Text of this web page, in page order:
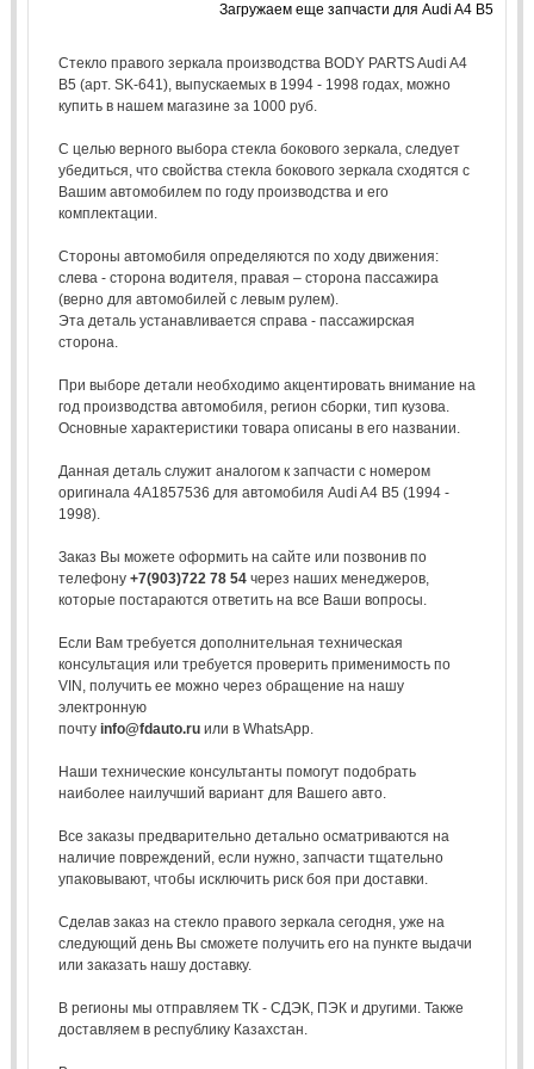
Загружаем еще запчасти для Audi A4 B5
Стекло правого зеркала производства BODY PARTS Audi A4
B5 (арт. SK-641), выпускаемых в 1994 - 1998 годах, можно
купить в нашем магазине за 1000 руб.
С целью верного выбора стекла бокового зеркала, следует
убедиться, что свойства стекла бокового зеркала сходятся с
Вашим автомобилем по году производства и его
комплектации.
Стороны автомобиля определяются по ходу движения:
слева - сторона водителя, правая – сторона пассажира
(верно для автомобилей с левым рулем).
Эта деталь устанавливается справа - пассажирская
сторона.
При выборе детали необходимо акцентировать внимание на
год производства автомобиля, регион сборки, тип кузова.
Основные характеристики товара описаны в его названии.
Данная деталь служит аналогом к запчасти с номером
оригинала 4A1857536 для автомобиля Audi A4 B5 (1994 -
1998).
Заказ Вы можете оформить на сайте или позвонив по
телефону +7(903)722 78 54через наших менеджеров,
которые постараются ответить на все Ваши вопросы.
Если Вам требуется дополнительная техническая
консультация или требуется проверить применимость по
VIN, получить ее можно через обращение на нашу
электронную
почту info@fdauto.ruили в WhatsApp.
Наши технические консультанты помогут подобрать
наиболее наилучший вариант для Вашего авто.
Все заказы предварительно детально осматриваются на
наличие повреждений, если нужно, запчасти тщательно
упаковывают, чтобы исключить риск боя при доставки.
Сделав заказ на стекло правого зеркала сегодня, уже на
следующий день Вы сможете получить его на пункте выдачи
или заказать нашу доставку.
В регионы мы отправляем ТК - СДЭК, ПЭК и другими. Также
доставляем в республику Казахстан.